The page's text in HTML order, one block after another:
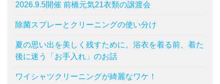
2026.9.5開催 前橋元気21衣類の譲渡会
除菌スプレーとクリーニングの使い分け
夏の思い出を美しく残すために。浴衣を着る前、着た
後に迷う「お手入れ」のお話
ワイシャツクリーニングが綺麗なワケ！